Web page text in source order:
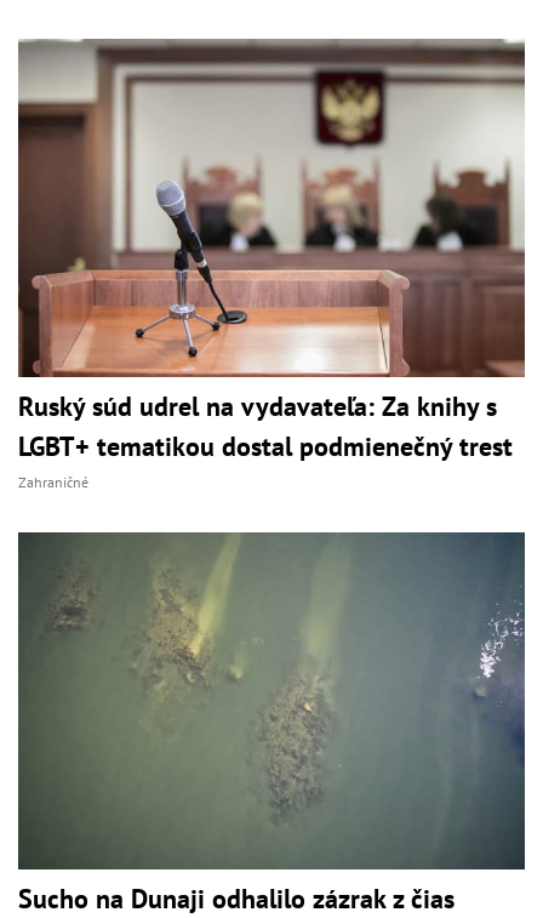
Ruský súd udrel na vydavateľa: Za knihy s
LGBT+ tematikou dostal podmienečný trest
Zahraničné
Sucho na Dunaji odhalilo zázrak z čias